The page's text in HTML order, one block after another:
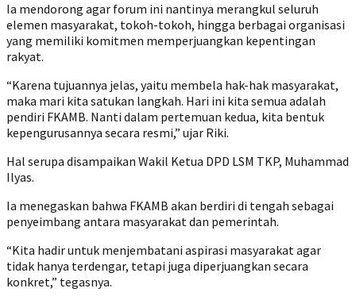
Ia mendorong agar forum ini nantinya merangkul seluruh
elemen masyarakat, tokoh-tokoh, hingga berbagai organisasi
yang memiliki komitmen memperjuangkan kepentingan
rakyat.
“Karena tujuannya jelas, yaitu membela hak-hak masyarakat,
maka mari kita satukan langkah. Hari ini kita semua adalah
pendiri FKAMB. Nanti dalam pertemuan kedua, kita bentuk
kepengurusannya secara resmi,” ujar Riki.
Hal serupa disampaikan Wakil Ketua DPD LSM TKP, Muhammad
Ilyas.
Ia menegaskan bahwa FKAMB akan berdiri di tengah sebagai
penyeimbang antara masyarakat dan pemerintah.
“Kita hadir untuk menjembatani aspirasi masyarakat agar
tidak hanya terdengar, tetapi juga diperjuangkan secara
konkret,” tegasnya.